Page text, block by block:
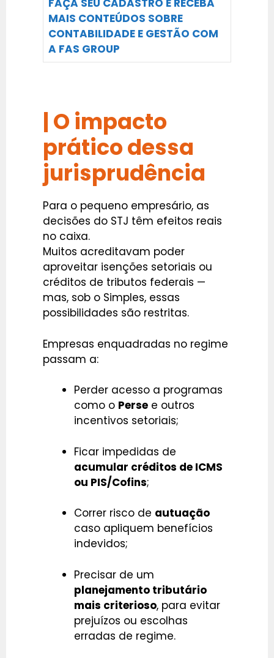
FAÇA SEU CADASTRO E RECEBA
MAIS CONTEÚDOS SOBRE
CONTABILIDADE E GESTÃO COM
A FAS GROUP
| O impacto
prático dessa
jurisprudência
Para o pequeno empresário, as
decisões do STJ têm efeitos reais
no caixa.
Muitos acreditavam poder
aproveitar isenções setoriais ou
créditos de tributos federais —
mas, sob o Simples, essas
possibilidades são restritas.
Empresas enquadradas no regime
passam a:
Perder acesso a programas
como o Perse e outros
incentivos setoriais;
Ficar impedidas de
acumular créditos de ICMS
ou PIS/Cofins;
Correr risco de autuação
caso apliquem benefícios
indevidos;
Precisar de um
planejamento tributário
mais criterioso, para evitar
prejuízos ou escolhas
erradas de regime.